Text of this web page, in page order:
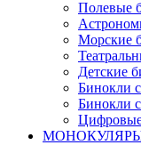
Полевые
Морские
Детские
Бинокли
Бинокли